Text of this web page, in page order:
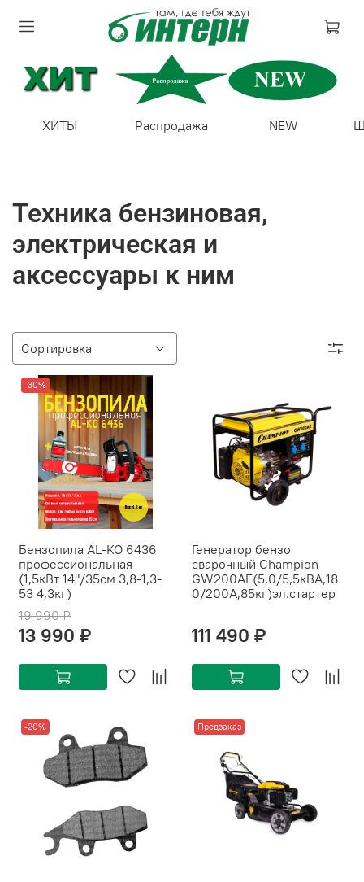
ХИТЫ Распродажа NEW
Техника бензиновая,
электрическая и
аксессуары к ним
-30%
Бензопила AL-KO 6436
профессиональная
(1,5кВт 14"/35см 3,8-1,3-
53 4,3кг)
19 990 ₽
13 990 ₽
Генератор бензо
сварочный Champion
GW200AE(5,0/5,5кВА,18
0/200А,85кг)эл.стартер
111 490 ₽
-20% Предзаказ